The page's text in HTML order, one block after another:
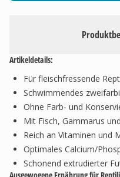
Artikeldetails:
Für fleischfressende
Schwimmendes
Ohne Farb- und
Mit Fisch, Gammarus
Reich an Vitaminen und
Optimales Calcium/
Schonend extrudierter